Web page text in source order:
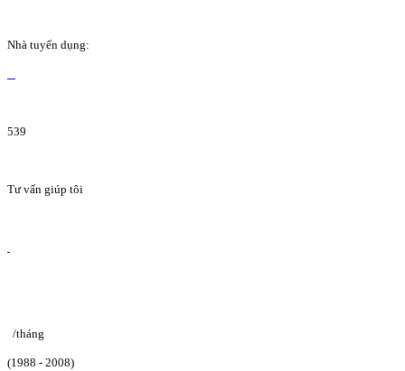
Nhà tuyển dụng:
539
Tư vấn giúp tôi
/tháng
(1988 - 2008)